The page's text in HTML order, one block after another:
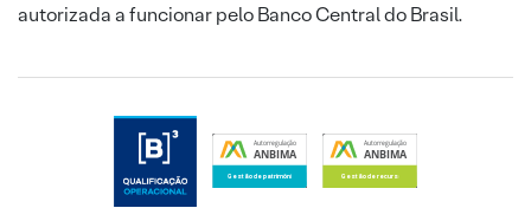
autorizada a funcionar pelo Banco Central do Brasil.